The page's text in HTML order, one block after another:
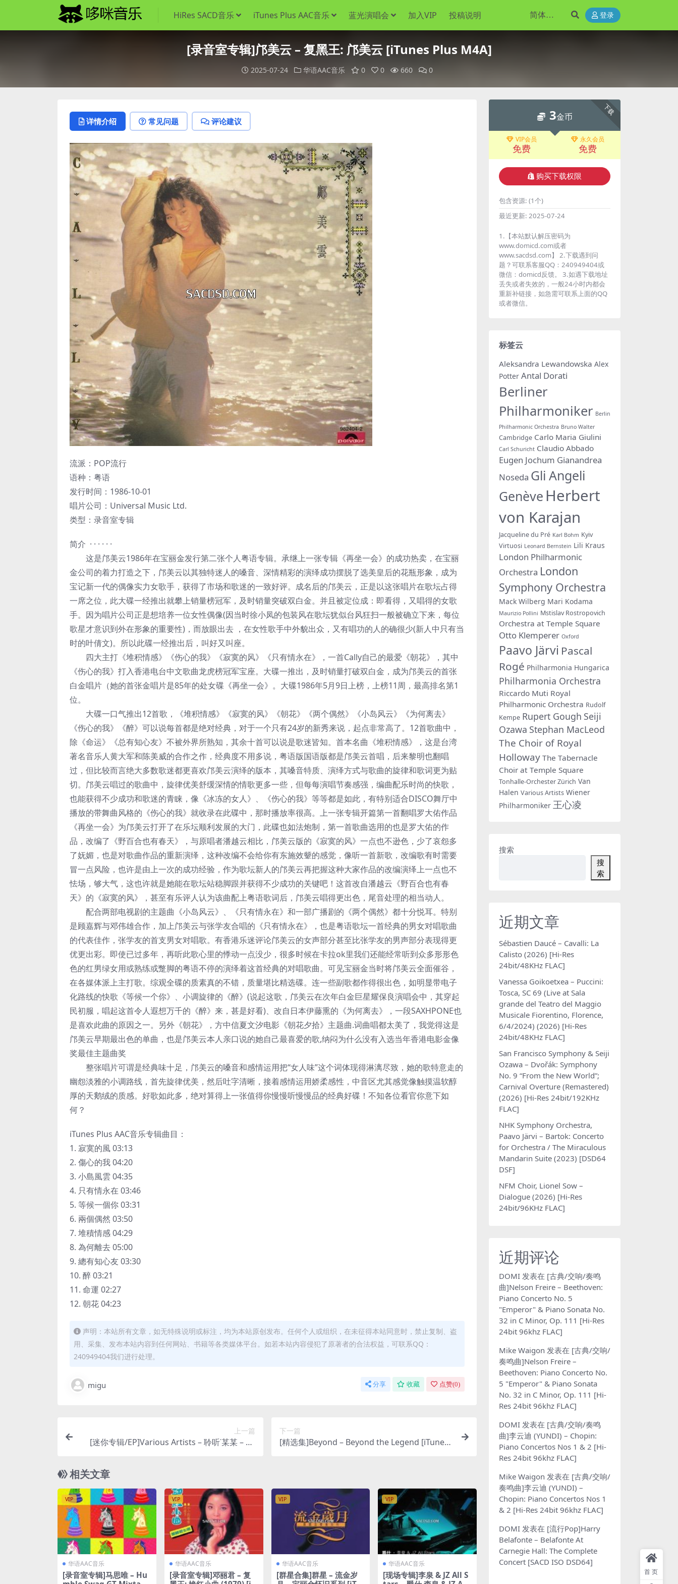
HiRes SACD音乐 iTunes Plus AAC音乐 蓝光演唱会 加入VIP 投稿说明 登录
[录音室专辑]邝美云 – 复黑王: 邝美云 [iTunes Plus M4A]
2025-07-24 华语AAC音乐 0 0 660 0
详情介绍 常见问题 评论建议
流派：POP流行
语种：粤语
发行时间：1986-10-01
唱片公司：Universal Music Ltd.
类型：录音室专辑
简介 · · · · · ·
这是邝美云1986年在宝丽金发行第二张个人粤语专辑。承继上一张专辑《再坐一会》的成功热卖，在宝丽
金公司的着力打造之下，邝美云以其独特迷人的嗓音、深情精彩的演绎成功摆脱了选美皇后的花瓶形象，成为
宝记新一代的偶像实力女歌手，获得了市场和歌迷的一致好评。成名后的邝美云，正是以这张唱片在歌坛占得
一席之位，此大碟一经推出就攀上销量榜冠军，及时销量突破双白金。并且被定位成：即看得，又唱得的女歌
手。因为唱片公司正是想培养一位女性偶像(因当时徐小凤的包装风在歌坛犹似台风狂扫一般被确立下来，每位
歌星才意识到外在形象的重要性)，而放眼出去 ，在女性歌手中外貌出众，又有唱功的人的确很少(新人中只有当
时的叶倩文)。所以此碟一经推出后，叫好又叫座。
四大主打《堆积情感》《伤心的我》《寂寞的风》《只有情永在》，一首Cally自己的最爱《朝花》，其中
《伤心的我》打入香港电台中文歌曲龙虎榜冠军宝座。大碟一推出，及时销量打破双白金，成为邝美云的首张
白金唱片（她的首张金唱片是85年的处女碟《再坐一会》。大碟1986年5月9日上榜，上榜11周，最高排名第1
位。
大碟一口气推出12首歌，《堆积情感》《寂寞的风》《朝花》《两个偶然》《小岛风云》《为何离去》
《伤心的我》《醉》可以说每首都是绝对经典，对于一个只有24岁的新秀来说，起点非常高了。12首歌曲中，
除《命运》《总有知心友》不被外界所熟知，其余十首可以说是歌迷皆知。首本名曲《堆积情感》，这是台湾
著名音乐人黄大军和陈美威的合作之作，经典度不用多说，粤语版国语版都是邝美云首唱，后来黎明也翻唱
过，但比较而言绝大多数歌迷都更喜欢邝美云演绎的版本，其嗓音特质、演绎方式与歌曲的旋律和歌词更为贴
切。邝美云唱过的歌曲中，旋律优美舒缓深情的情歌更多一些，但每每演唱节奏感强，编曲配乐时尚的快歌，
也能获得不少成功和歌迷的青睐，像《冰冻的女人》、《伤心的我》等等都是如此，有特别适合DISCO舞厅中
播放的带舞曲风格的《伤心的我》就收录在此碟中，那时播放率很高。上一张专辑开篇第一首翻唱罗大佑作品
《再坐一会》为邝美云打开了在乐坛顺利发展的大门，此碟也如法炮制，第一首歌曲选用的也是罗大佑的作
品，改编了《野百合也有春天》，与原唱者潘越云相比，邝美云版的《寂寞的风》一点也不逊色，少了哀怨多
了妩媚，也是对歌曲作品的重新演绎，这种改编不会给你有东施效颦的感觉，像听一首新歌，改编歌有时需要
冒一点风险，也许是由上一次的成功经验，作为歌坛新人的邝美云再把握这种大家作品的改编演绎上一点也不
怯场，够大气，这也许就是她能在歌坛站稳脚跟并获得不少成功的关键吧！这首改自潘越云《野百合也有春
天》的《寂寞的风》，甚至有乐评人认为该曲配上粤语歌词后，邝美云唱得更出色，尾音处理的相当动人。
配合两部电视剧的主题曲《小岛风云》、《只有情永在》和一部广播剧的《两个偶然》都十分悦耳。特别
是顾嘉辉与邓伟雄合作，加上邝美云与张学友合唱的《只有情永在》，也是粤语歌坛一首经典的男女对唱歌曲
的代表佳作，张学友的首支男女对唱歌。有香港乐迷评论邝美云的女声部分甚至比张学友的男声部分表现得更
优更出彩。即使已过多年，再听此歌心里的悸动一点没少，很多时候在卡拉ok里我们还能经常听到众多形形色
色的红男绿女用或熟练或蹩脚的粤语不停的演绎着这首经典的对唱歌曲。可见宝丽金当时将邝美云全面催谷，
在各媒体派上主打歌。综观全碟的质素真的不错，质量堪比精选碟。连一些副歌都作得很出色，如明显带电子
化路线的快歌《等候一个你》、小调旋律的《醉》(说起这歌，邝美云在次年白金巨星耀保良演唱会中，其穿起
民初服，唱起这首令人遐想万千的《醉》来，甚是好看)、改自日本伊藤熏的《为何离去》，一段SAXHPONE也
是喜欢此曲的原因之一。另外《朝花》，方中信夏文汐电影《朝花夕拾》主题曲.词曲唱都太美了，我觉得这是
邝美云早期最出色的单曲，也是邝美云本人亲口说的她自己最喜爱的歌,纳闷为什么没有入选当年香港电影金像
奖最佳主题曲奖
整张唱片可谓是经典味十足，邝美云的嗓音和感情运用把“女人味”这个词体现得淋漓尽致，她的歌特意走的
幽怨淡雅的小调路线，首先旋律优美，然后吐字清晰，接着感情运用娇柔感性，中音区尤其感觉像触摸温软醇
厚的天鹅绒的质感。好歌如此多，绝对算得上一张值得你慢慢听慢慢品的经典好碟！不知各位看官你意下如
何？
iTunes Plus AAC音乐专辑曲目：
1. 寂寞的風 03:13
2. 傷心的我 04:20
3. 小島風雲 04:35
4. 只有情永在 03:46
5. 等候一個你 03:31
6. 兩個偶然 03:50
7. 堆積情感 04:29
8. 為何離去 05:00
9. 總有知心友 03:30
10. 醉 03:21
11. 命運 02:27
12. 朝花 04:23
声明：本站所有文章，如无特殊说明或标注，均为本站原创发布。任何个人或组织，在未征得本站同意时，禁止复制、盗
用、采集、发布本站内容到任何网站、书籍等各类媒体平台。如若本站内容侵犯了原著者的合法权益，可联系QQ：
240949404我们进行处理。
migu 分享 收藏 点赞(0)
上一篇
[迷你专辑/EP]Various Artists – 聆听˙某某 – EP
下一篇
[精选集]Beyond – Beyond the Legend [iTunes
相关文章
VIP
华语AAC音乐
[录音室专辑]马思唯 – Hu
VIP
华语AAC音乐
[录音室专辑]邓丽君 – 复
VIP
华语AAC音乐
[群星合集]群星 – 流金岁
VIP
华语AAC音乐
[现场专辑]李泉 & JZ All S
下载
3金币
VIP会员
免费
永久会员
免费
购买下载权限
包含资源: (1个)
最近更新: 2025-07-24
1.【本站默认解压密码为
www.domicd.com或者
www.sacdsd.com】 2.下载遇到问
题？可联系客服QQ：240949404或
微信：domicd反馈。 3.如遇下载地址
丢失或者失效的，一般24小时内都会
重新补链接，如急需可联系上面的QQ
或者微信。
标签云
Aleksandra Lewandowska Alex
Potter Antal Dorati
Berliner
Philharmoniker Berlin
Philharmonic Orchestra Bruno Walter
Cambridge Carlo Maria Giulini
Carl Schuricht Claudio Abbado
Eugen Jochum Gianandrea
Noseda Gli Angeli
Genève Herbert
von Karajan
Jacqueline du Pré Karl Bohm Kyiv
Virtuosi Leonard Bernstein Lili Kraus
London Philharmonic
Orchestra London
Symphony Orchestra
Mack Wilberg Mari Kodama
Maurizio Pollini Mstislav Rostropovich
Orchestra at Temple Square
Otto Klemperer Oxford
Paavo Järvi Pascal
Rogé Philharmonia Hungarica
Philharmonia Orchestra
Riccardo Muti Royal
Philharmonic Orchestra Rudolf
Kempe Rupert Gough Seiji
Ozawa Stephan MacLeod
The Choir of Royal
Holloway The Tabernacle
Choir at Temple Square
Tonhalle-Orchester Zürich Van
Halen Various Artists Wiener
Philharmoniker 王心凌
搜索
搜
索
近期文章
Sébastien Daucé – Cavalli: La
Calisto (2026) [Hi-Res
24bit/48KHz FLAC]
Vanessa Goikoetxea – Puccini:
Tosca, SC 69 (Live at Sala
grande del Teatro del Maggio
Musicale Fiorentino, Florence,
6/4/2024) (2026) [Hi-Res
24bit/48KHz FLAC]
San Francisco Symphony & Seiji
Ozawa – Dvořák: Symphony
No. 9 “From the New World”;
Carnival Overture (Remastered)
(2026) [Hi-Res 24bit/192KHz
FLAC]
NHK Symphony Orchestra,
Paavo Järvi – Bartok: Concerto
for Orchestra / The Miraculous
Mandarin Suite (2023) [DSD64
DSF]
NFM Choir, Lionel Sow –
Dialogue (2026) [Hi-Res
24bit/96KHz FLAC]
近期评论
DOMI 发表在 [古典/交响/奏鸣
曲]Nelson Freire – Beethoven:
Piano Concerto No. 5
"Emperor" & Piano Sonata No.
32 in C Minor, Op. 111 [Hi-Res
24bit 96khz FLAC]
Mike Waigon 发表在 [古典/交响/
奏鸣曲]Nelson Freire –
Beethoven: Piano Concerto No.
5 "Emperor" & Piano Sonata
No. 32 in C Minor, Op. 111 [Hi-
Res 24bit 96khz FLAC]
DOMI 发表在 [古典/交响/奏鸣
曲]李云迪 (YUNDI) – Chopin:
Piano Concertos Nos 1 & 2 [Hi-
Res 24bit 96khz FLAC]
Mike Waigon 发表在 [古典/交响/
奏鸣曲]李云迪 (YUNDI) –
Chopin: Piano Concertos Nos 1
& 2 [Hi-Res 24bit 96khz FLAC]
DOMI 发表在 [流行Pop]Harry
Belafonte – Belafonte At
Carnegie Hall: The Complete
Concert [SACD ISO DSD64]
首页